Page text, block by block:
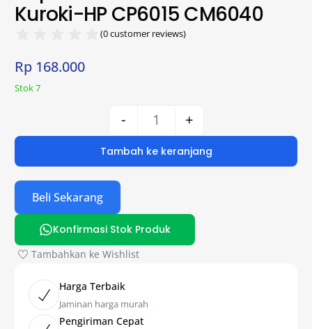
Kuroki-HP CP6015 CM6040
(0customer reviews)
Rp 168.000
Stok 7
- +
Tambah ke keranjang
Beli Sekarang
Konfirmasi Stok Produk
Tambahkan ke Wishlist
Harga Terbaik
Jaminan harga murah
Pengiriman Cepat